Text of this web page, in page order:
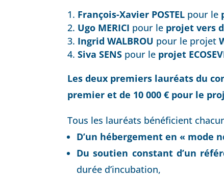
François-Xavier POSTEL pour le
Ugo MERICI pour le projet vers
Ingrid WALBROU pour le projet
Siva SENS pour le projet
Les deux premiers lauréats du
premier et de 10 000 € pour le
Tous les lauréats bénéficient
D’un hébergement en « mode
Du soutien constant d’un
durée d’incubation,